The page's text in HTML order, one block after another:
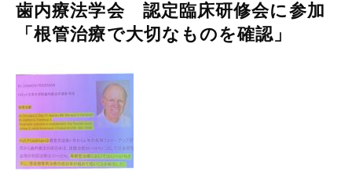
歯内療法学会 認定臨床研修会に参加
「根管治療で大切なものを確認」